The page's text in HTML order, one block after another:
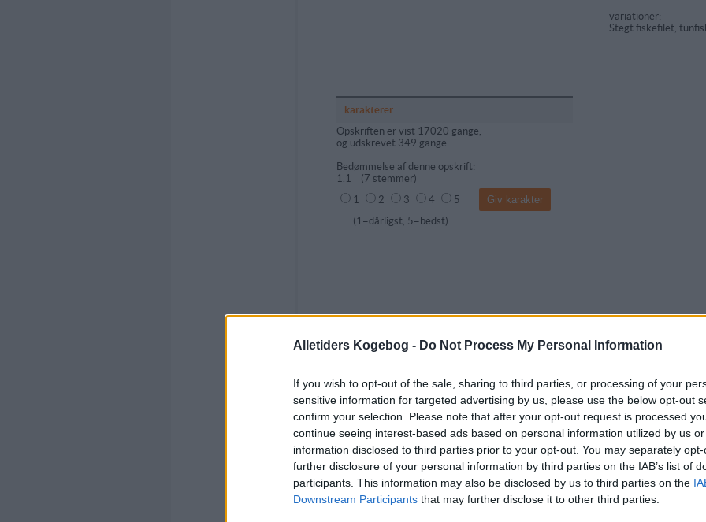
Alletiders Kogebog - Do Not Process My Personal Information
If you wish to opt-out of the sale, sharing to third parties, or processing of your
sensitive information for targeted advertising by us, please use the below opt-out
confirm your selection. Please note that after your opt-out request is processed
continue seeing interest-based ads based on personal information utilized by us
information disclosed to third parties prior to your opt-out. You may separately
further disclosure of your personal information by third parties on the IAB’s list of
participants. This information may also be disclosed by us to third parties on the
Downstream Participants that may further disclose it to other third parties.
variationer:
Stegt fiskefilet,
karakterer:
Opskriften er vist 17020 gange,
og udskrevet 349 gange.
Bedømmelse af denne opskrift:
1.1 (7 stemmer)
1
2 3 4
5
(1=dårligst, 5=bedst)
Kommentar fra:
Kommentar: